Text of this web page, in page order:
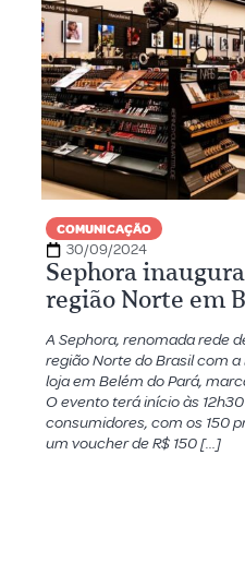
COMUNICAÇÃO
30/09/2024
Sephora
região Norte em
A Sephora, renomada rede
região Norte do Brasil com
loja em Belém do Pará,
O evento terá início às
consumidores, com os 150
um voucher de R$ 150 […]